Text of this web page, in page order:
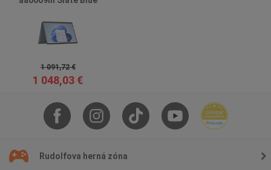
1 091,72 €
1 048,03 €
Rudolfova herná zóna